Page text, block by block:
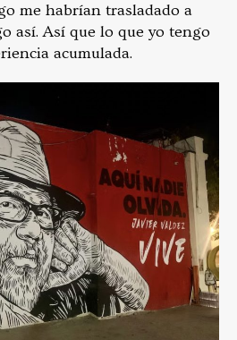
me habrían trasladado a
así. Así que lo que yo tengo
acumulada.